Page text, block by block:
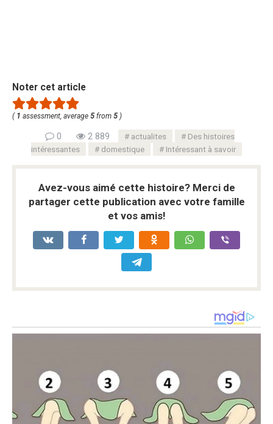
Noter cet article
( 1 assessment, average 5 from 5 )
0 2 889 actualites
Des histoires
intéressantes
domestique Intéressant à savoir
Avez-vous aimé cette histoire? Merci de
partager cette publication avec votre famille
et vos amis!